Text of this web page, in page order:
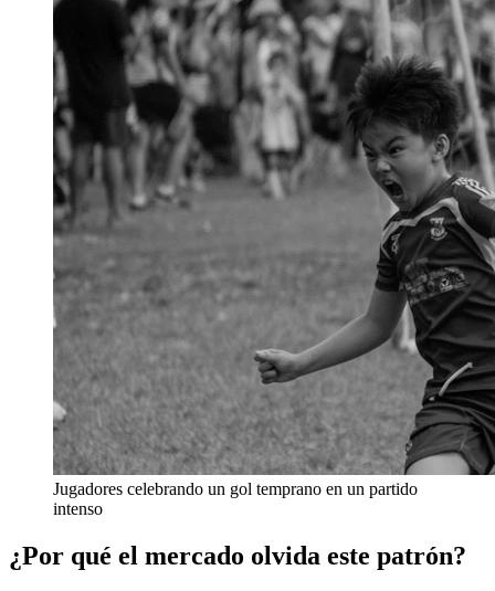
Jugadores celebrando un gol temprano en un partido
intenso
¿Por qué el mercado olvida este patrón?